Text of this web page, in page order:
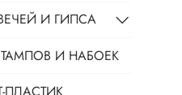
И ГИПСА
И НАБОЕК
ПЛАСТИК